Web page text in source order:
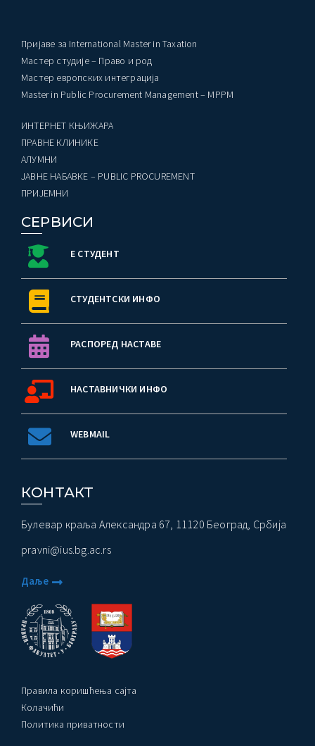
Пријаве за International Master in Taxation
Мастер студије – Право и род
Мастер европских интеграција
Master in Public Procurement Management – MPPM
ИНТЕРНЕТ КЊИЖАРА
ПРАВНЕ КЛИНИКЕ
AЛУМНИ
ЈАВНЕ НАБАВКЕ – PUBLIC PROCUREMENT
ПРИЈЕМНИ
СЕРВИСИ
Е СТУДЕНТ
СТУДЕНТСКИ ИНФО
РАСПОРЕД НАСТАВЕ
НАСТАВНИЧКИ ИНФО
WEBMAIL
КОНТАКТ
Булевар краља Александра 67, 11120 Београд, Србија
pravni@ius.bg.ac.rs
Даље
Правила коришћења сајта
Колачићи
Политика приватности